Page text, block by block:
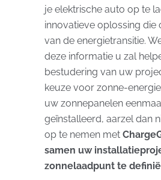
je elektrische auto op te
innovatieve oplossing die
van de energietransitie.
deze informatie u zal
bestudering van uw
keuze voor zonne-
uw zonnepanelen
geïnstalleerd, aarzel dan
op te nemen met
samen uw
zonnelaadpunt te